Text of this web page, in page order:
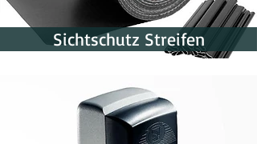
Sichtschutz Streifen